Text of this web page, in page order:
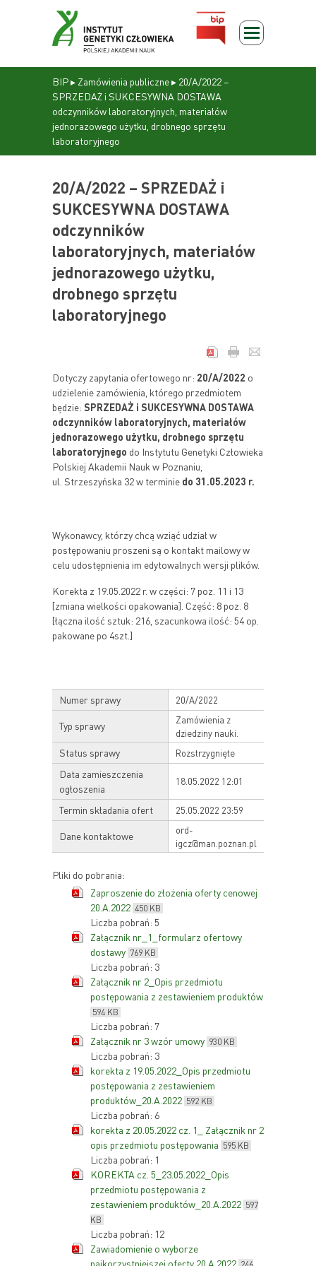
BIP▸ Zamówienia publiczne▸ 20/A/2022 –
SPRZEDAŻ i SUKCESYWNA DOSTAWA
odczynników laboratoryjnych, materiałów
jednorazowego użytku, drobnego sprzętu
laboratoryjnego
20/A/2022 – SPRZEDAŻ i
SUKCESYWNA DOSTAWA
odczynników
laboratoryjnych, materiałów
jednorazowego użytku,
drobnego sprzętu
laboratoryjnego
Dotyczy zapytania ofertowego nr: 20/A/2022 o
udzielenie zamówienia, którego przedmiotem
będzie: SPRZEDAŻ i SUKCESYWNA DOSTAWA
odczynników laboratoryjnych, materiałów
jednorazowego użytku, drobnego sprzętu
laboratoryjnego do Instytutu Genetyki Człowieka
Polskiej Akademii Nauk w Poznaniu,
ul. Strzeszyńska 32 w terminie do 31.05.2023 r.
Wykonawcy, którzy chcą wziąć udział w
postępowaniu proszeni są o kontakt mailowy w
celu udostępnienia im edytowalnych wersji plików.
Korekta z 19.05.2022 r. w części: 7 poz. 11 i 13
[zmiana wielkości opakowania]. Część: 8 poz. 8
[łączna ilość sztuk: 216, szacunkowa ilość: 54 op.
pakowane po 4szt.]
Numer sprawy 20/A/2022
Typ sprawy
Zamówienia z
dziedziny nauki.
Status sprawy Rozstrzygnięte
Data zamieszczenia
ogłoszenia
18.05.2022 12:01
Termin składania ofert 25.05.2022 23:59
Dane kontaktowe
ord-
igcz@man.poznan.pl
Pliki do pobrania:
Zaproszenie do złożenia oferty cenowej
20.A.2022 450 KB
Liczba pobrań: 5
Załącznik nr_1_formularz ofertowy
dostawy 769 KB
Liczba pobrań: 3
Załącznik nr 2_Opis przedmiotu
postępowania z zestawieniem produktów
594 KB
Liczba pobrań: 7
Załącznik nr 3 wzór umowy 930 KB
Liczba pobrań: 3
korekta z 19.05.2022_Opis przedmiotu
postępowania z zestawieniem
produktów_20.A.2022 592 KB
Liczba pobrań: 6
korekta z 20.05.2022 cz. 1_ Załącznik nr 2
opis przedmiotu postępowania 595 KB
Liczba pobrań: 1
KOREKTA cz. 5_23.05.2022_Opis
przedmiotu postępowania z
zestawieniem produktów_20.A.2022 597
KB
Liczba pobrań: 12
Zawiadomienie o wyborze
najkorzystniejszej oferty 20.A.2022